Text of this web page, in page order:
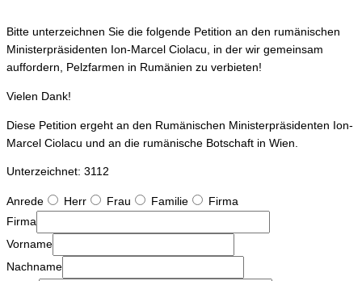
Bitte unterzeichnen Sie die folgende Petition an den rumänischen
Ministerpräsidenten Ion-Marcel Ciolacu, in der wir gemeinsam
auffordern, Pelzfarmen in Rumänien zu verbieten!
Vielen Dank!
Diese Petition ergeht an den Rumänischen Ministerpräsidenten Ion-
Marcel Ciolacu und an die rumänische Botschaft in Wien.
Unterzeichnet: 3112
Anrede Herr Frau Familie
Firma
Firma
Vorname
Nachname